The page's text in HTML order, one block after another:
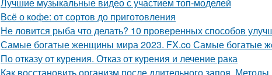
Всё о кофе: от сортов до приготовления
Не ловится рыба что делать? 10 проверенных способов
Самые богатые женщины мира 2023. FX.co Самые богатые
По отказу от курения. Отказ от курения и лечение рака